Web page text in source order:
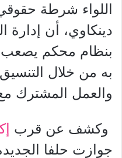
اللواء شرطة
دينكاوي، أن إدارة
بنظام محكم يصعب
به من خلال
والعمل المشترك
وكشف عن قرب
جوازت حلفا